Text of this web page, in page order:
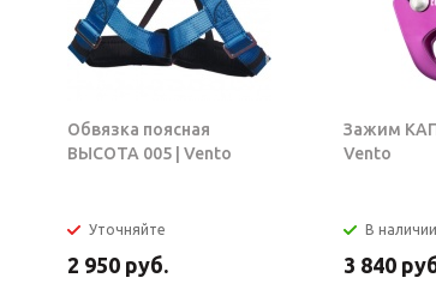
Обвязка поясная
ВЫСОТА 005 | Vento
Уточняйте
2 950 руб.
Зажим
Vento
В наличии
3 840